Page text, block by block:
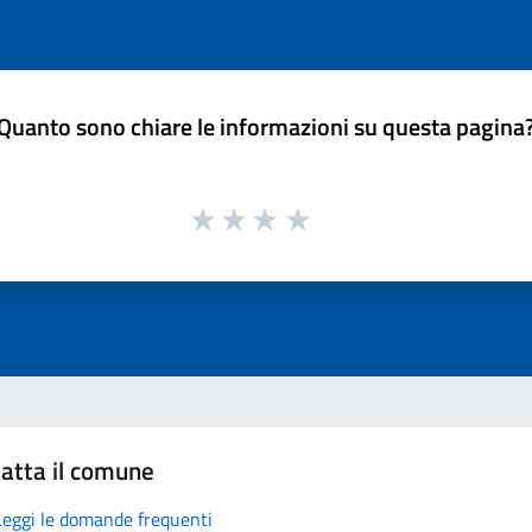
sono chiare le informazioni su questa
il comune
le domande frequenti